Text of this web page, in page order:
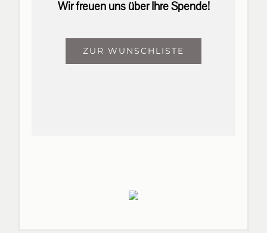
Wir freuen uns über Ihre Spende!
ZUR WUNSCHLISTE